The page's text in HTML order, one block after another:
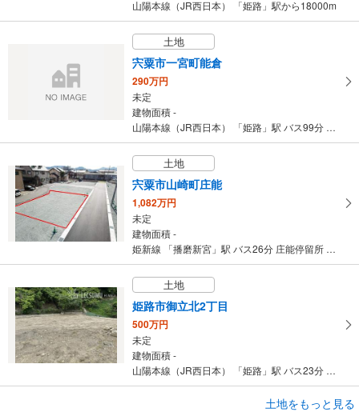
山陽本線（JR西日本） 「姫路」駅から18000m
土地
宍粟市一宮町能倉
290万円
未定
建物面積 -
山陽本線（JR西日本） 「姫路」駅 バス99分 山田口 バス停下車 徒歩1分
土地
宍粟市山崎町庄能
1,082万円
未定
建物面積 -
姫新線 「播磨新宮」駅 バス26分 庄能停留所 バス停下車 徒歩6分
土地
姫路市御立北2丁目
500万円
未定
建物面積 -
山陽本線（JR西日本） 「姫路」駅 バス23分 横関東口 バス停下車 徒歩11分
土地をもっと見る